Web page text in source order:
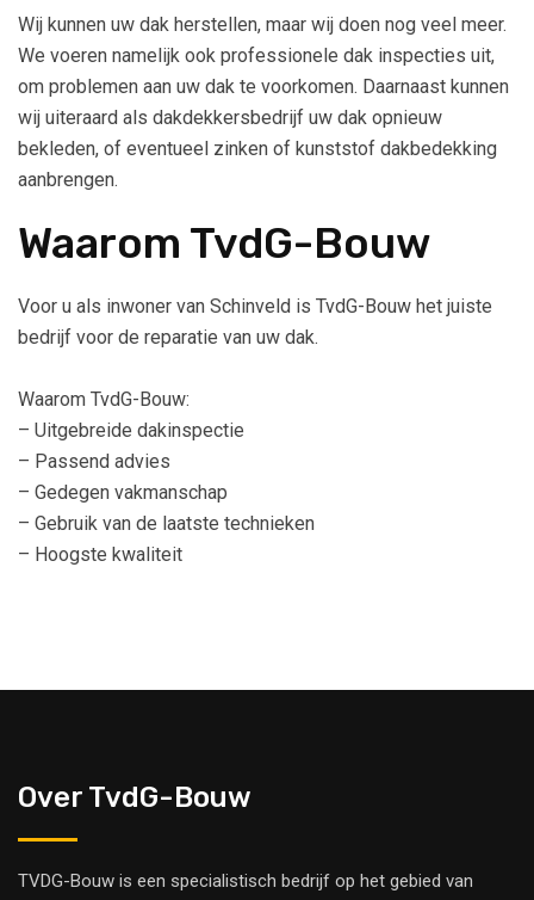
Wij kunnen uw dak herstellen, maar wij doen nog veel meer.
We voeren namelijk ook professionele dak inspecties uit,
om problemen aan uw dak te voorkomen. Daarnaast kunnen
wij uiteraard als dakdekkersbedrijf uw dak opnieuw
bekleden, of eventueel zinken of kunststof dakbedekking
aanbrengen.
Waarom TvdG-Bouw
Voor u als inwoner van Schinveld is TvdG-Bouw het juiste
bedrijf voor de reparatie van uw dak.
Waarom TvdG-Bouw:
– Uitgebreide dakinspectie
– Passend advies
– Gedegen vakmanschap
– Gebruik van de laatste technieken
– Hoogste kwaliteit
Over TvdG-Bouw
TVDG-Bouw is een specialistisch bedrijf op het gebied van